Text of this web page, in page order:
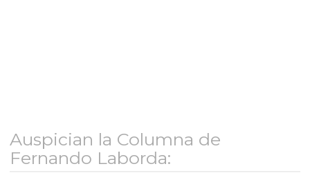
Auspician la Columna de
Fernando Laborda: